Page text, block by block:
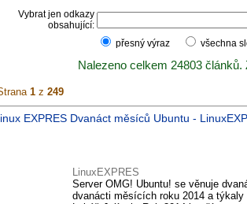
Vybrat jen odkazy
obsahující:
přesný výraz
všechna
Nalezeno celkem 24803
1 z 249
EXPRES Dvanáct měsíců Ubuntu -
LinuxEXPRES
Server OMG! Ubuntu! se věnuje
dvanácti měsících roku 2014 a týkaly